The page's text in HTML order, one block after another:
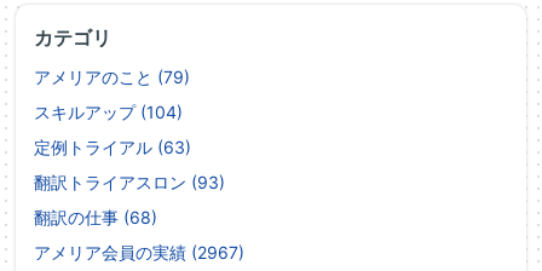
カテゴリ
アメリアのこと (79)
スキルアップ (104)
定例トライアル (63)
翻訳トライアスロン (93)
翻訳の仕事 (68)
アメリア会員の実績 (2967)